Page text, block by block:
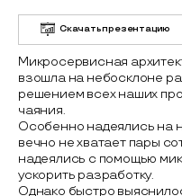
Скачать презентацию
Микросервисная
взошла на небосклоне
решением всех наших
чаяния.
Особенно надеялись на
вечно не хватает пары
надеялись с помощью
ускорить разработку.
Однако быстро